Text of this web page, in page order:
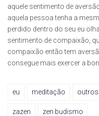
aquele sentimento de
aquela pessoa tenha a
perdido dentro do seu eu
sentimento de compaixão,
compaixão então tem
consegue mais exercer a
eu meditação outros
zazen zen budismo